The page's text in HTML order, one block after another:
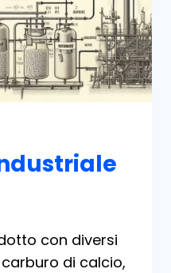
con diversi
di calcio,